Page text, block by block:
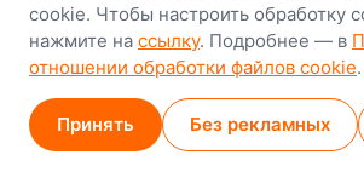
Минск
8-й Путепроводный
GPS 53.924752,
Карта проезда
cookie. Чтобы настроить обработку
нажмите на ссылку. Подробнее — в
отношении обработки файлов cookie.
Принять Без рекламных